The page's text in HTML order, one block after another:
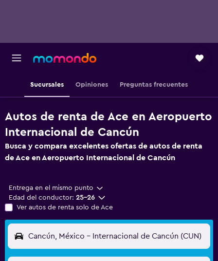
Sucursales Opiniones Preguntas frecuentes
Autos de renta de Ace en Aeropuerto
Internacional de Cancún
Busca y compara excelentes ofertas de autos de renta
de Ace en Aeropuerto Internacional de Cancún
Entrega en el mismo punto
Edad del conductor: 25-26
Ver autos de renta solo de Ace
Cancún, México - Internacional de Cancún (CUN)